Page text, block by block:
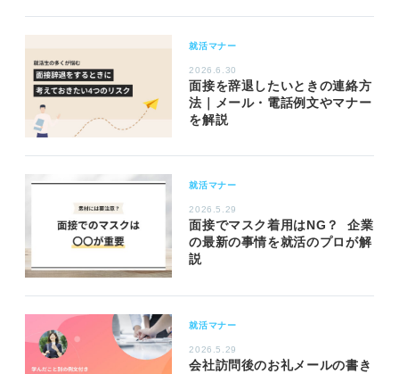
就活マナー
2026.6.30
面接を辞退したいときの連絡方
法｜メール・電話例文やマナー
を解説
就活マナー
2026.5.29
面接でマスク着用はNG？ 企業
の最新の事情を就活のプロが解
説
就活マナー
2026.5.29
会社訪問後のお礼メールの書き